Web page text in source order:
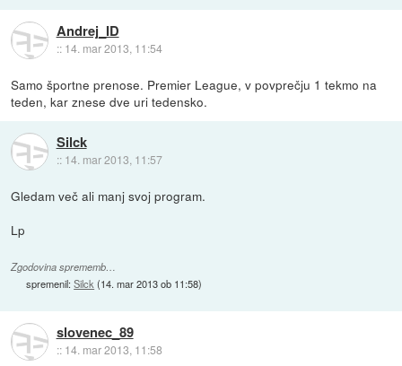
Andrej_ID
:: 14. mar 2013, 11:54
Samo športne prenose. Premier League, v povprečju 1 tekmo na
teden, kar znese dve uri tedensko.
Silck
:: 14. mar 2013, 11:57
Gledam več ali manj svoj program.
Lp
Zgodovina sprememb…
spremenil:Silck(14. mar 2013 ob 11:58)
slovenec_89
:: 14. mar 2013, 11:58